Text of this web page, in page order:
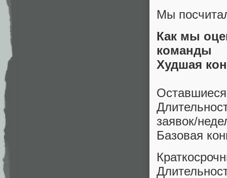
Мы
Как мы
команды
Худшая
заявок/
Базовая